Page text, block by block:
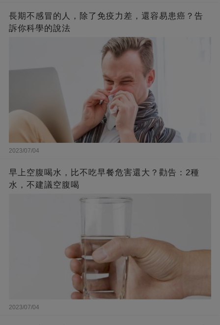
長期不感冒的人，除了免疫力差，還容易患癌？告
訴你科學的說法
2023/07/04
早上空腹喝水，比不吃早餐危害還大？勸告：2種
水，不建議空腹喝
2023/07/04